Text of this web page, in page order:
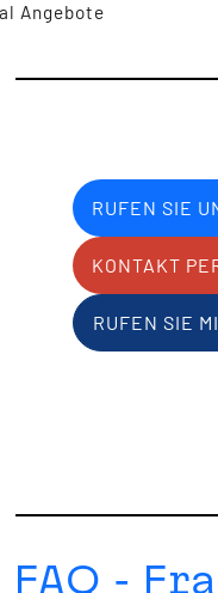
Angebote
RUFEN SIE
KONTAKT
RUFEN SIE
FAQ -